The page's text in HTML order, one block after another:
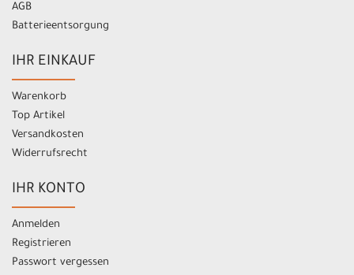
AGB
Batterieentsorgung
IHR EINKAUF
Warenkorb
Top Artikel
Versandkosten
Widerrufsrecht
IHR KONTO
Anmelden
Registrieren
Passwort vergessen